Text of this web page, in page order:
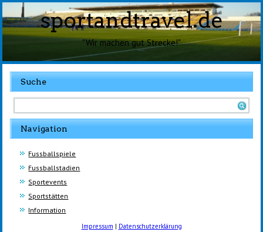
sportandtravel.de
"Wir machen gut Strecke!"
Suche
Navigation
Fussballspiele
Fussballstadien
Sportevents
Sportstätten
Information
Impressum | Datenschutzerklärung